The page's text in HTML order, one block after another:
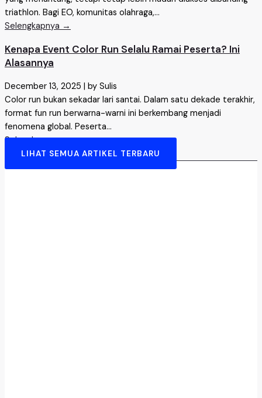
triathlon. Bagi EO, komunitas olahraga,...
Selengkapnya →
Kenapa Event Color Run Selalu Ramai Peserta? Ini
Alasannya
December 13, 2025 | by Sulis
Color run bukan sekadar lari santai. Dalam satu dekade terakhir,
format fun run berwarna-warni ini berkembang menjadi
fenomena global. Peserta...
Selengkapnya →
LIHAT SEMUA ARTIKEL TERBARU